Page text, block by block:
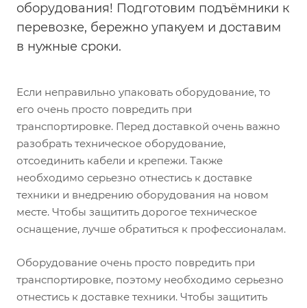
оборудования! Подготовим подъёмники к
перевозке, бережно упакуем и доставим
в нужные сроки.
Если неправильно упаковать оборудование, то
его очень просто повредить при
транспортировке. Перед доставкой очень важно
разобрать техническое оборудование,
отсоединить кабели и крепежи. Также
необходимо серьезно отнестись к доставке
техники и внедрению оборудования на новом
месте. Чтобы защитить дорогое техническое
оснащение, лучше обратиться к профессионалам.
Оборудование очень просто повредить при
транспортировке, поэтому необходимо серьезно
отнестись к доставке техники. Чтобы защитить